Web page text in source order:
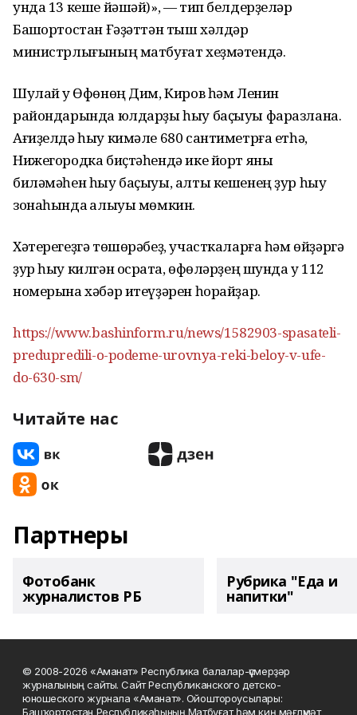
унда 13 кеше йәшәй)», — тип белдерҙеләр
Башҡортостан Ғәҙәттән тыш хәлдәр
министрлығының матбуғат хеҙмәтендә.
Шулай уҡ Өфөнөң Дим, Киров һәм Ленин
райондарында юлдарҙы һыу баҫыуы фаразлана.
Ағиҙелдә һыу кимәле 680 сантиметрға етһә,
Нижегородка биҫтәһендә ике йорт яны
биләмәһен һыу баҫыуы, алты кешенең ҙур һыу
зонаһында ҡалыуы мөмкин.
Хәтерегеҙгә төшөрәбеҙ, участкаларға һәм өйҙәргә
ҙур һыу килгән осраҡта, өфөләрҙең шунда уҡ 112
номерына хәбәр итеүҙәрен һорайҙар.
https://www.bashinform.ru/news/1582903-spasateli-
predupredili-o-podeme-urovnya-reki-beloy-v-ufe-
do-630-sm/
Читайте нас
Партнеры
Фотобанк
журналистов РБ
Рубрика "Еда и
напитки"
© 2008-2026 «Аманат» Республика балалар-үҫмерҙәр
журналының сайты. Сайт Республиканского детско-
юношеского журнала «Аманат». Ойоштороусылары:
Башҡортостан Республикаһының Матбуғат һәм киң мәғлүмәт